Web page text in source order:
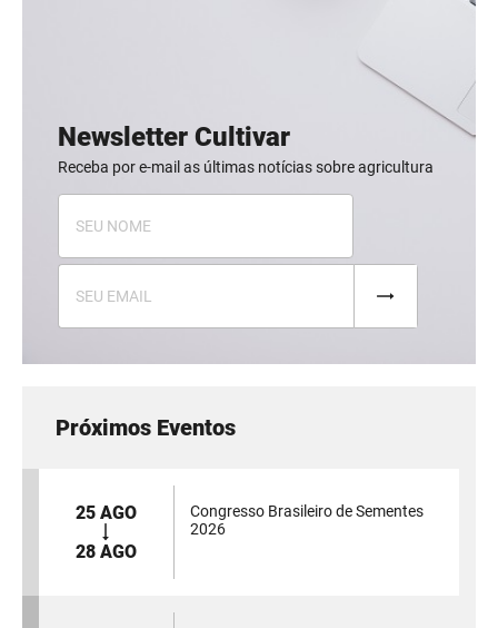
Newsletter Cultivar
Receba por e-mail as últimas notícias sobre agricultura
Próximos Eventos
25 AGO
28 AGO
Congresso Brasileiro de Sementes
2026